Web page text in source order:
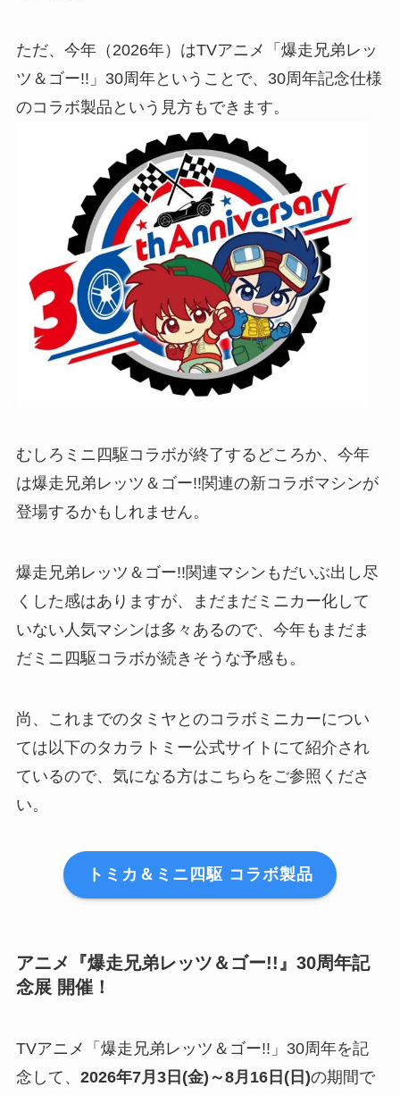
ただ、今年（2026年）はTVアニメ「爆走兄弟レッ
ツ＆ゴー!!」30周年ということで、30周年記念仕様
のコラボ製品という見方もできます。
むしろミニ四駆コラボが終了するどころか、今年
は爆走兄弟レッツ＆ゴー!!関連の新コラボマシンが
登場するかもしれません。
爆走兄弟レッツ＆ゴー!!関連マシンもだいぶ出し尽
くした感はありますが、まだまだミニカー化して
いない人気マシンは多々あるので、今年もまだま
だミニ四駆コラボが続きそうな予感も。
尚、これまでのタミヤとのコラボミニカーについ
ては以下のタカラトミー公式サイトにて紹介され
ているので、気になる方はこちらをご参照くださ
い。
トミカ＆ミニ四駆 コラボ製品
アニメ『爆走兄弟レッツ＆ゴー!!』30周年記
念展 開催！
TVアニメ「爆走兄弟レッツ＆ゴー!!」30周年を記
念して、 2026年7月3日(金)～8月16日(日)の期間で